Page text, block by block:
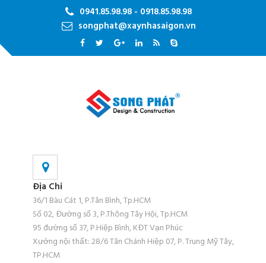
0941.85.98.98 - 0918.85.98.98
songphat@xaynhasaigon.vn
Địa Chỉ
36/1 Bàu Cát 1, P.Tân Bình, Tp.HCM
Số 02, Đường số 3, P.Thông Tây Hội, Tp.HCM
95 đường số 37, P.Hiệp Bình, KĐT Vạn Phúc
Xưởng nội thất: 28/6 Tân Chánh Hiệp 07, P. Trung Mỹ Tây,
TP.HCM